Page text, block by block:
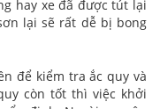
hay xe đã được tút lại
lại sẽ rất dễ bị bong
để kiểm tra ắc quy và
còn tốt thì việc khởi